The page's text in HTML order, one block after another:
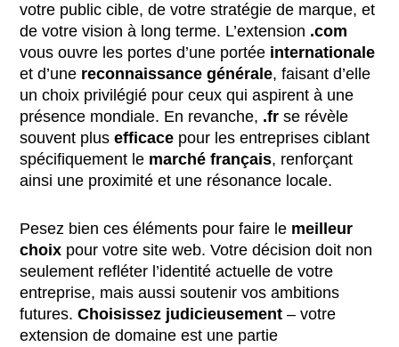
votre public cible, de votre stratégie de marque, et
de votre vision à long terme. L’extension .com
vous ouvre les portes d’une portée internationale
et d’une reconnaissance générale, faisant d’elle
un choix privilégié pour ceux qui aspirent à une
présence mondiale. En revanche, .fr se révèle
souvent plusefficace pour les entreprises ciblant
spécifiquement le marché français, renforçant
ainsi une proximité et une résonance locale.
Pesez bien ces éléments pour faire le meilleur
choix pour votre site web. Votre décision doit non
seulement refléter l’identité actuelle de votre
entreprise, mais aussi soutenir vos ambitions
futures.Choisissez judicieusement – votre
extension de domaine est une partie